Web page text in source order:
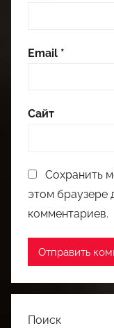
Email *
Сайт
Сохранить
этом браузере
комментариев.
Поиск